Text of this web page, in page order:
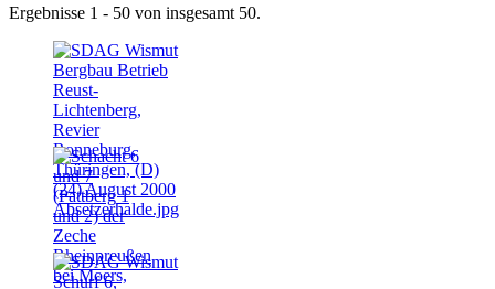
Ergebnisse 1 - 50 von insgesamt 50.